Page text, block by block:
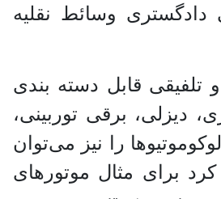
وسائط نقلیه
تلفیقی قابل دسته بندی
برقی توربینی،
را نیز می‌توان
برای مثال موتور‌های